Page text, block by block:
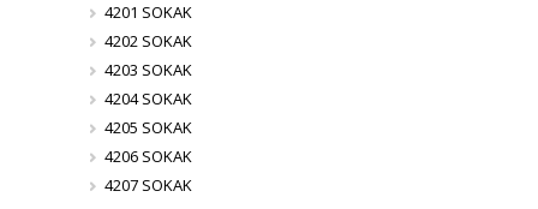
4201 SOKAK
4202 SOKAK
4203 SOKAK
4204 SOKAK
4205 SOKAK
4206 SOKAK
4207 SOKAK